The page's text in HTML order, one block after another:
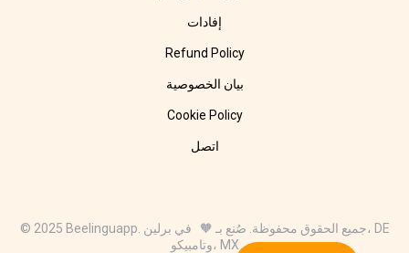
إفادات
Refund Policy
بيان الخصوصية
Cookie Policy
اتصل
© 2025 Beelinguapp. جميع الحقوق محفوظة. صُنع بـ 🧡 في برلين، DE
وتامبيكو، MX